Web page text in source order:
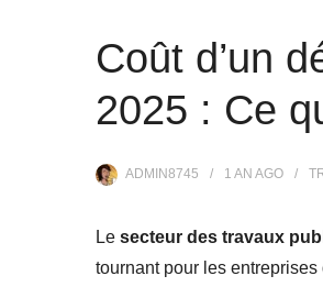
Coût d’un
2025 : Ce
ADMIN8745 1 AN AGO
Le secteur des travaux
tournant pour les